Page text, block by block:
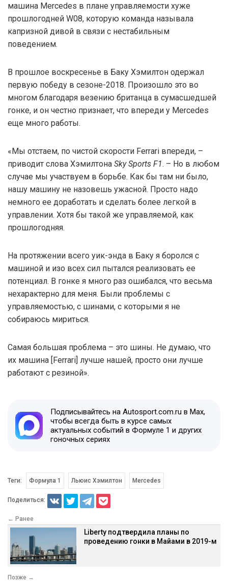
машина Mercedes в плане управляемости хуже
прошлогодней W08, которую команда называла
капризной дивой в связи с нестабильным
поведением.
В прошлое воскресенье в Баку Хэмилтон одержал
первую победу в сезоне-2018. Произошло это во
многом благодаря везению британца в сумасшедшей
гонке, и он честно признает, что впереди у Mercedes
еще много работы.
«Мы отстаем, по чистой скорости Ferrari впереди, –
приводит слова Хэмилтона Sky Sports F1. – Но в любом
случае мы участвуем в борьбе. Как бы там ни было,
нашу машину не назовешь ужасной. Просто надо
немного ее доработать и сделать более легкой в
управлении. Хотя бы такой же управляемой, как
прошлогодняя.
На протяжении всего уик-энда в Баку я боролся с
машиной и изо всех сил пытался реализовать ее
потенциал. В гонке я много раз ошибался, что весьма
нехарактерно для меня. Были проблемы с
управляемостью, с шинами, с которыми я не
собираюсь мириться.
Самая большая проблема – это шины. Не думаю, что
их машина [Ferrari] лучше нашей, просто они лучше
работают с резиной».
Подписывайтесь на Autosport.com.ru в Max,
чтобы всегда быть в курсе самых
актуальных событий в Формуле 1 и других
гоночных сериях
Теги: Формула 1 Льюис Хэмилтон Mercedes
Поделиться:
← Ранее
Liberty подтвердила планы по
проведению гонки в Майами в 2019-м
Позже →